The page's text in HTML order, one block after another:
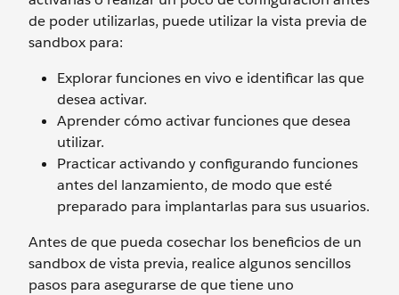
de poder utilizarlas, puede utilizar la vista previa de
sandbox para:
Explorar funciones en vivo e identificar las que
desea activar.
Aprender cómo activar funciones que desea
utilizar.
Practicar activando y configurando funciones
antes del lanzamiento, de modo que esté
preparado para implantarlas para sus usuarios.
Antes de que pueda cosechar los beneficios de un
sandbox de vista previa, realice algunos sencillos
pasos para asegurarse de que tiene uno